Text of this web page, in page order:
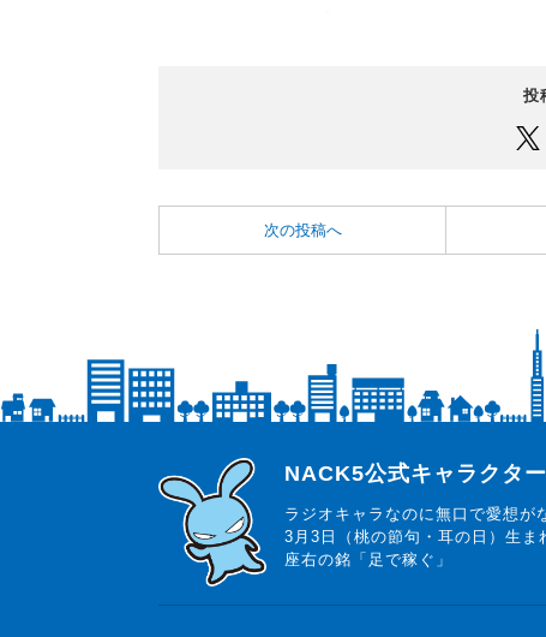
投
次の投稿へ
らじっと君
NACK5公式キャラクタ
ラジオキャラなのに無口で愛想が
3月3日（桃の節句・耳の日）生ま
座右の銘「足で稼ぐ」